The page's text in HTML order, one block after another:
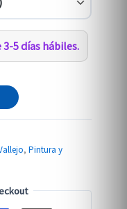
5 días hábiles.
,Pintura y